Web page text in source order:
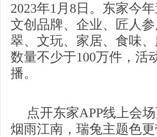
2023年1月8日。东家今
文创品牌、企业、匠人
翠、文玩、家居、食味
数量不少于100万件，活
播。
点开东家APP线上会
烟雨江南，瑞兔主题色